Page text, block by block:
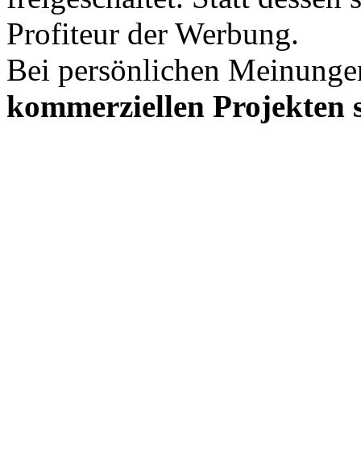
Profiteur der Werbung.
Bei persönlichen
kommerziellen Projekten